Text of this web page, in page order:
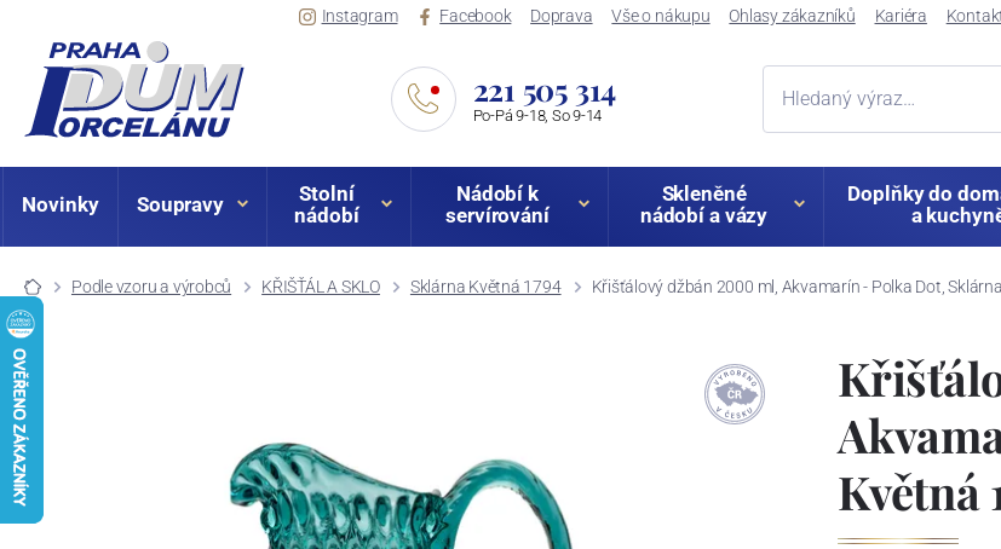
Instagram Facebook Doprava Vše o nákupu Ohlasy zákazníků Kariéra
221 505 314
Po-Pá 9-18, So 9-14
Novinky Soupravy
Stolní
nádobí
Nádobí k
servírování
Skleněné
nádobí a vázy
Doplňky do
a
Podle vzoru a výrobců KŘIŠŤÁL A SKLO Sklárna Květná 1794 Křišťálový džbán 2000 ml, Akvamarín - Polka Dot,
Květná